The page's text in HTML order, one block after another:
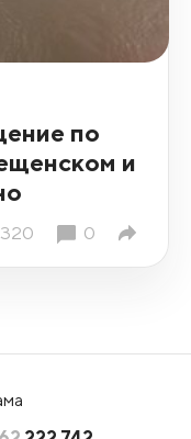
по
и
320 0